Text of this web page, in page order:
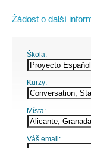
Žádost o další
Škola:
Kurzy:
Místa:
Váš email: